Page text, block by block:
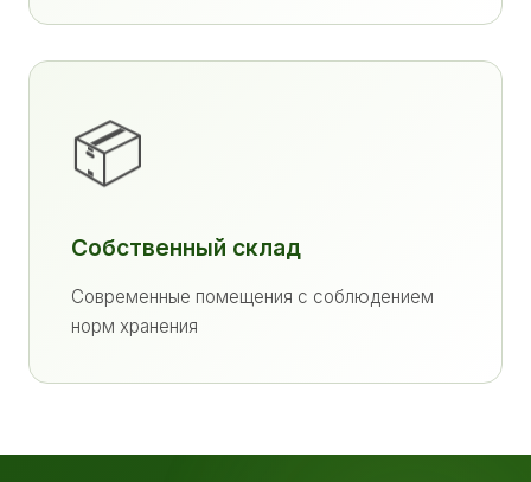
📦
Собственный склад
Современные помещения с соблюдением
норм хранения